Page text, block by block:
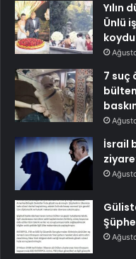
Yılın
Ünlü
koydu
7 suç
İsrail